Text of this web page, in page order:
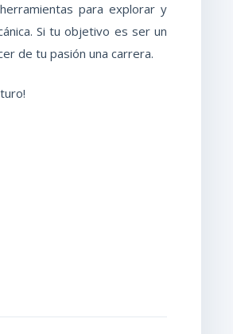
para explorar y
Si tu objetivo es ser un
de tu pasión una carrera.